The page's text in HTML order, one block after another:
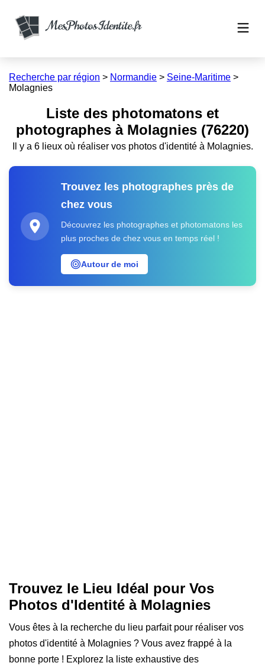
Recherche par région > Normandie > Seine-Maritime >
Molagnies
Liste des photomatons et
photographes à Molagnies (76220)
Il y a 6 lieux où réaliser vos photos d'identité à Molagnies.
Trouvez les photographes près de
chez vous
Découvrez les photographes et photomatons les
plus proches de chez vous en temps réel !
Autour de moi
Trouvez le Lieu Idéal pour Vos
Photos d'Identité à Molagnies
Vous êtes à la recherche du lieu parfait pour réaliser vos
photos d'identité à Molagnies ? Vous avez frappé à la
bonne porte ! Explorez la liste exhaustive des